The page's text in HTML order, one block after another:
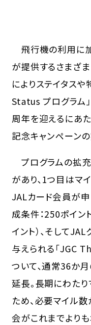
飛行機の利用に
が提供するさまざ
によりステイタス
Status プログラム
周年を迎えるにあ
記念キャンペーン
プログラムの拡
があり、1つ目はマ
JALカード会員が申
成条件：250ポイン
イント）、そして
与えられる「JGC
ついて、通常36か
延長。長期にわた
ため、必要マイル
会がこれまでよりも